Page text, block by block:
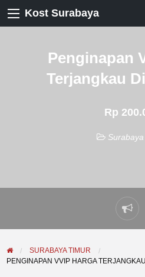
Kost Surabaya
Penginapan
Terjangkau
Rp
SURABAYA TIMUR
PENGINAPAN VVIP HARGA